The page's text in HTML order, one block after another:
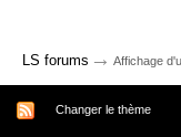
LS forums → Affichage
Changer le thème